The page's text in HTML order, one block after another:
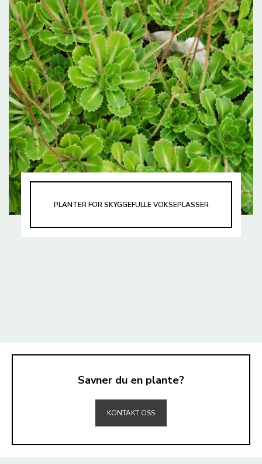
PLANTER FOR SKYGGEFULLE VOKSEPLASSER
Savner du en plante?
KONTAKT OSS